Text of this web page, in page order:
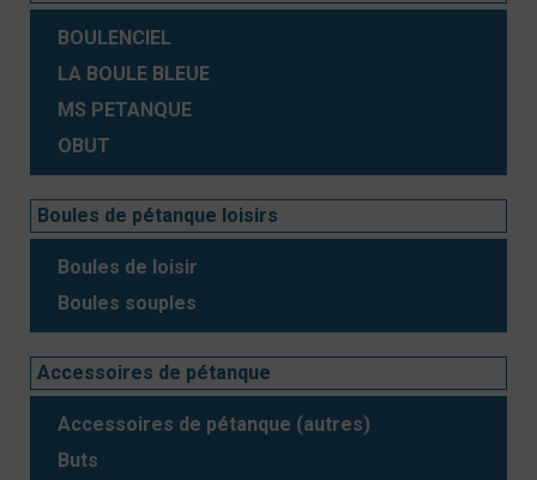
BOULENCIEL
LA BOULE BLEUE
MS PETANQUE
OBUT
Boules de pétanque loisirs
Boules de loisir
Boules souples
Accessoires de pétanque
Accessoires de pétanque (autres)
Buts